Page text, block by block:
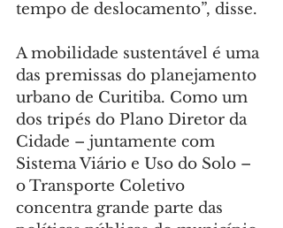
tempo de deslocamento”, disse.
A mobilidade sustentável é uma
das premissas do planejamento
urbano de Curitiba. Como um
dos tripés do Plano Diretor da
Cidade – juntamente com
Sistema Viário e Uso do Solo –
o Transporte Coletivo
concentra grande parte das